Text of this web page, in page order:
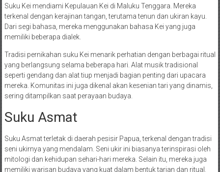
Suku Kei mendiami Kepulauan Kei di Maluku Tenggara. Mereka
terkenal dengan kerajinan tangan, terutama tenun dan ukiran kayu.
Dari segi bahasa, mereka menggunakan bahasa Kei yang juga
memiliki beberapa dialek.
Tradisi pernikahan suku Kei menarik perhatian dengan berbagai ritual
yang berlangsung selama beberapa hari. Alat musik tradisional
seperti gendang dan alat tiup menjadi bagian penting dari upacara
mereka. Komunitas ini juga dikenal akan kesenian tari yang dinamis,
sering ditampilkan saat perayaan budaya.
Suku Asmat
Suku Asmat terletak di daerah pesisir Papua, terkenal dengan tradisi
seni ukirnya yang mendalam. Seni ukir ini biasanya terinspirasi oleh
mitologi dan kehidupan sehari-hari mereka. Selain itu, mereka juga
memiliki warisan budaya yang kuat dalam bentuk tarian dan ritual.